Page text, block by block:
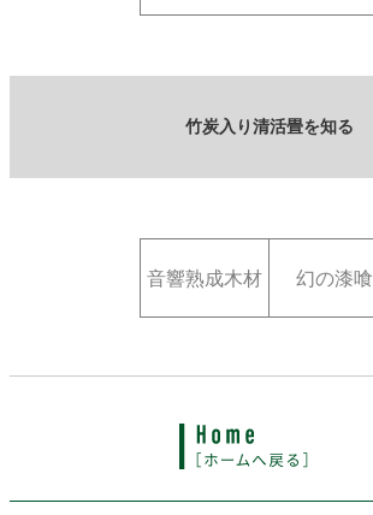
竹炭入り清活畳を知る
音響熟成木材 幻の漆喰